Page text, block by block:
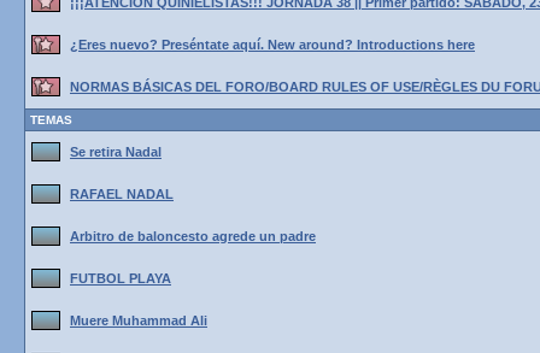
¿Eres nuevo? Preséntate aquí. New around? Introductions here
NORMAS BÁSICAS DEL FORO/BOARD RULES OF USE/RÈGLES DU
TEMAS
Se retira Nadal
RAFAEL NADAL
Arbitro de baloncesto agrede un padre
FUTBOL PLAYA
Muere Muhammad Ali